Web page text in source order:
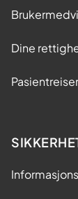
Dine
Pasientreiser